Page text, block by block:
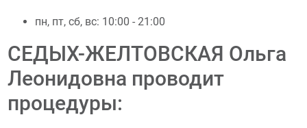
пн, пт, сб, вс: 10:00 - 21:00
СЕДЫХ-ЖЕЛТОВСКАЯ Ольга
Леонидовна проводит
процедуры: